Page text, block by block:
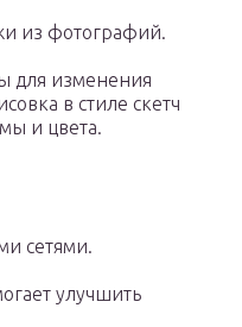
из фотографий.
для изменения
в стиле скетч
и цвета.
сетями.
улучшить